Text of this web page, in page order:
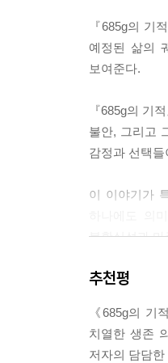
예약된 서희
키 48.5cm로
--- 「병원 밖
발달 지연 클
를 특별히 사
다 고통에 울
--- 「예상치
오후 1시 30
『685g의 기
예정된 삶의
보여준다.
『685g의 기
불안, 그리고
감정과 선택
이 이야기가
불확실성과
『685g의 기
추천평
《685g의 기
치열한 생존
저자의 담담